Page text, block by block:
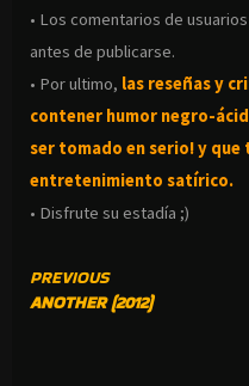
• Los comentarios de
antes de publicarse.
• Por ultimo, las reseñas y
contener humor negro-
ser tomado en serio! y que
entretenimiento satírico.
• Disfrute su estadía ;)
CONTINUE
READING
PREVIOUS
ANOTHER (2012)